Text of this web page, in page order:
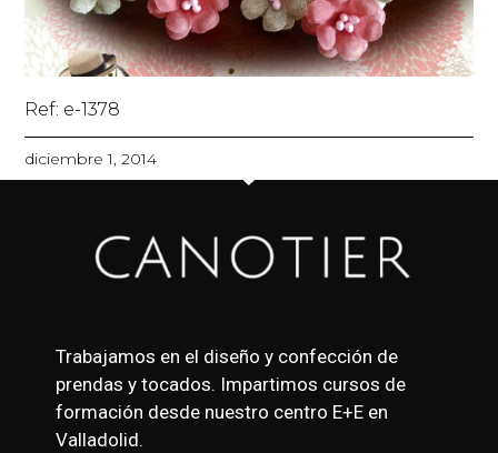
Ref: e-1378
diciembre 1, 2014
Trabajamos en el diseño y confección de
prendas y tocados. Impartimos cursos de
formación desde nuestro centro E+E en
Valladolid.